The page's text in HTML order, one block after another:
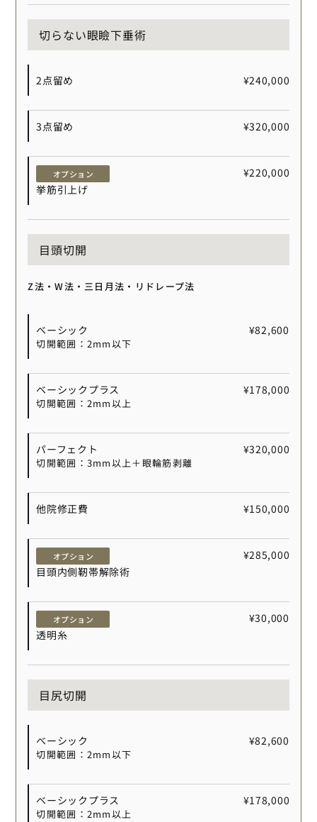
切らない眼瞼下垂術
2点留め ¥240,000
3点留め ¥320,000
オプション
挙筋引上げ
¥220,000
目頭切開
Z法・W法・三日月法・リドレープ法
ベーシック
切開範囲：2mm以下
¥82,600
ベーシックプラス
切開範囲：2mm以上
¥178,000
パーフェクト
切開範囲：3mm以上＋眼輪筋剥離
¥320,000
他院修正費 ¥150,000
オプション
目頭内側靭帯解除術
¥285,000
オプション
透明糸
¥30,000
目尻切開
ベーシック
切開範囲：2mm以下
¥82,600
ベーシックプラス
切開範囲：2mm以上
¥178,000